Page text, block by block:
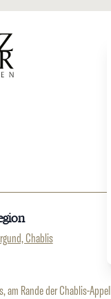
Chablis
am Rande der Chablis-